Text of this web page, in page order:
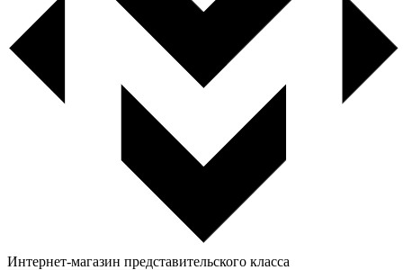
Интернет-магазин представительского класса